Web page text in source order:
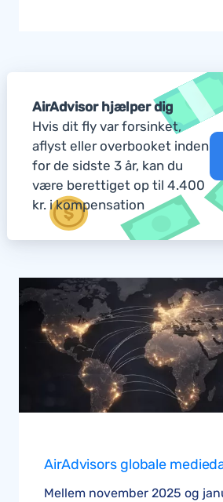
AirAdvisor hjælper dig
Hvis dit fly var forsinket,
aflyst eller overbooket inden
for de sidste 3 år, kan du
være berettiget op til 4.400
kr. i kompensation
AirAdvisors globale
Mellem november 2025 og